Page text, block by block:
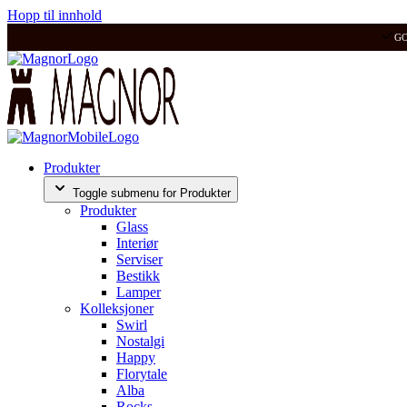
Hopp til innhold
Produkter
Toggle submenu for Produkter
Produkter
Glass
Interiør
Serviser
Bestikk
Lamper
Kolleksjoner
Swirl
Nostalgi
Happy
Florytale
Alba